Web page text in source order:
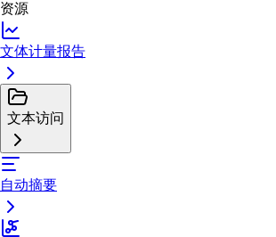
资源
文体计量报告
文本访问
自动摘要